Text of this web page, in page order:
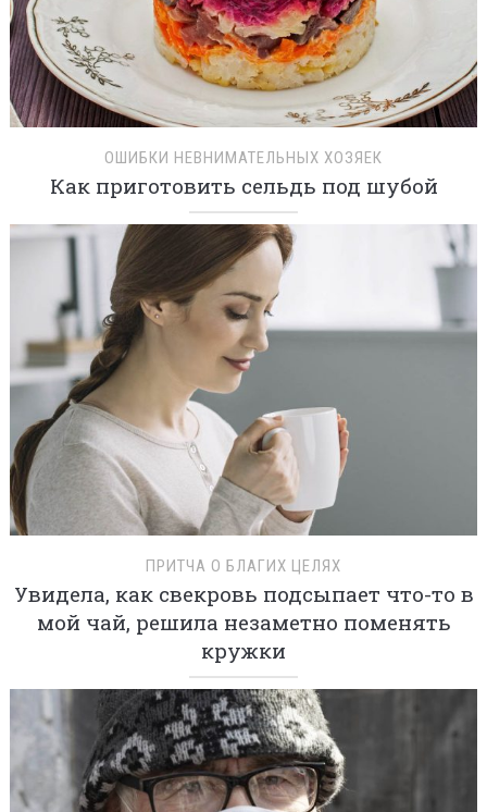
ОШИБКИ НЕВНИМАТЕЛЬНЫХ ХОЗЯЕК
Как приготовить сельдь под шубой
ПРИТЧА О БЛАГИХ ЦЕЛЯХ
Увидела, как свекровь подсыпает что-то в
мой чай, решила незаметно поменять
кружки